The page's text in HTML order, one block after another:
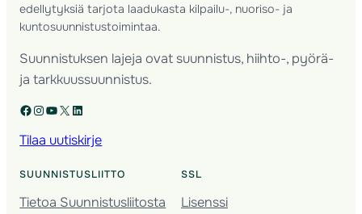
edellytyksiä tarjota laadukasta kilpailu-, nuoriso- ja
kuntosuunnistustoimintaa.
Suunnistuksen lajeja ovat suunnistus, hiihto-, pyörä-
ja tarkkuussuunnistus.
Facebook Instagram YouTube X LinkedIn
Tilaa uutiskirje
SUUNNISTUSLIITTO
Tietoa Suunnistusliitosta
SSL
Lisenssi